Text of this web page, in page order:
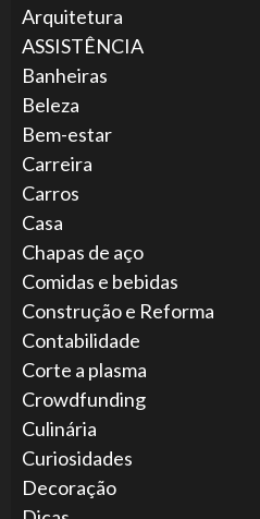
Arquitetura
ASSISTÊNCIA
Banheiras
Beleza
Bem-estar
Carreira
Carros
Casa
Chapas de aço
Comidas e bebidas
Construção e Reforma
Contabilidade
Corte a plasma
Crowdfunding
Culinária
Curiosidades
Decoração